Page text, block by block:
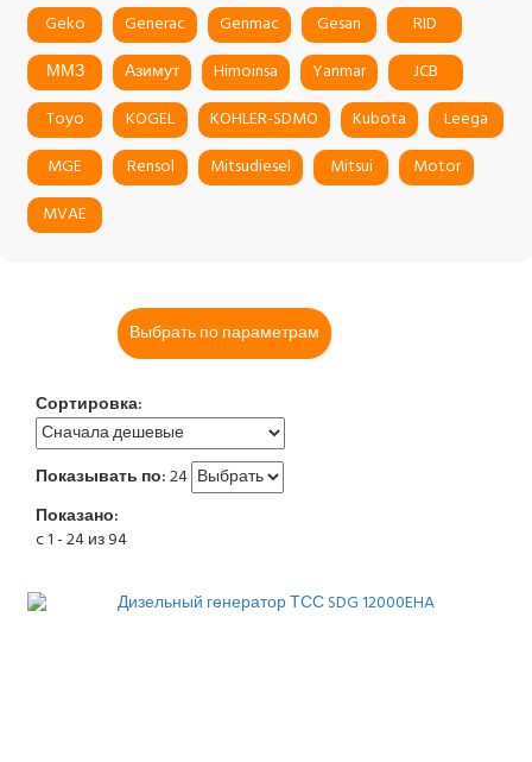
Geko
Generac Genmac Gesan
RID
ММЗ
Азимут Himoinsa Yanmar
JCB
Toyo
KOGEL KOHLER-SDMO Kubota
Leega
MGE
Rensol Mitsudiesel Mitsui
Motor
MVAE
Выбрать по параметрам
Сортировка:
Показывать по:24
Показано:
c 1 - 24 из 94